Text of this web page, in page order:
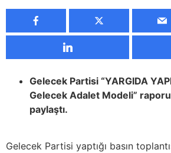
Gelecek Partisi “YARGIDA
Gelecek Adalet Modeli”
paylaştı.
Gelecek Partisi yaptığı basın